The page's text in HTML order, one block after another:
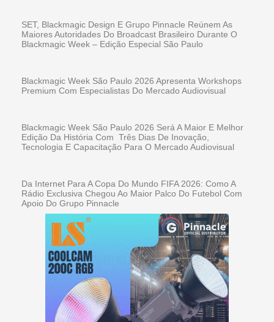
SET, Blackmagic Design E Grupo Pinnacle Reúnem As
Maiores Autoridades Do Broadcast Brasileiro Durante O
Blackmagic Week – Edição Especial São Paulo
Blackmagic Week São Paulo 2026 Apresenta Workshops
Premium Com Especialistas Do Mercado Audiovisual
Blackmagic Week São Paulo 2026 Será A Maior E Melhor
Edição Da História Com Três Dias De Inovação,
Tecnologia E Capacitação Para O Mercado Audiovisual
Da Internet Para A Copa Do Mundo FIFA 2026: Como A
Rádio Exclusiva Chegou Ao Maior Palco Do Futebol Com
Apoio Do Grupo Pinnacle